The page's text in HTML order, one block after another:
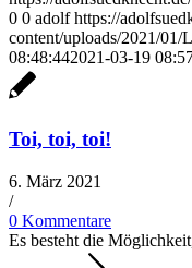
0 0 adolf https://
content/uploads/2021/01/
08:48:442021-03-19
Toi, toi, toi!
6. März 2021
/
0 Kommentare
Es besteht die